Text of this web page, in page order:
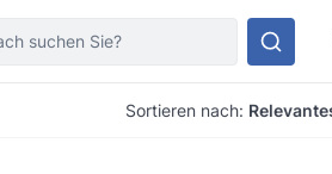
Sortieren nach: